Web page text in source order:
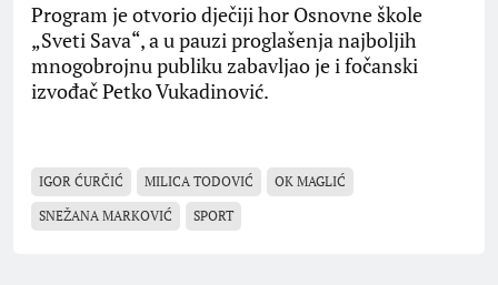
Program je otvorio dječiji hor Osnovne škole
„Sveti Sava“, a u pauzi proglašenja najboljih
mnogobrojnu publiku zabavljao je i fočanski
izvođač Petko Vukadinović.
IGOR ĆURČIĆ MILICA TODOVIĆ OK MAGLIĆ
SNEŽANA MARKOVIĆ SPORT